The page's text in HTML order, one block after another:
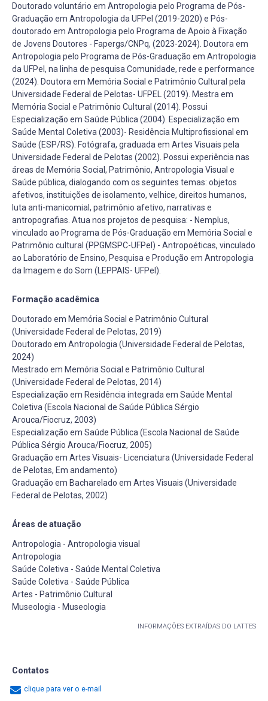
Doutorado voluntário em Antropologia pelo Programa de Pós-
Graduação em Antropologia da UFPel (2019-2020) e Pós-
doutorado em Antropologia pelo Programa de Apoio à Fixação
de Jovens Doutores - Fapergs/CNPq, (2023-2024). Doutora em
Antropologia pelo Programa de Pós-Graduação em Antropologia
da UFPel, na linha de pesquisa Comunidade, rede e performance
(2024). Doutora em Memória Social e Patrimônio Cultural pela
Universidade Federal de Pelotas- UFPEL (2019). Mestra em
Memória Social e Patrimônio Cultural (2014). Possui
Especialização em Saúde Pública (2004). Especialização em
Saúde Mental Coletiva (2003)- Residência Multiprofissional em
Saúde (ESP/RS). Fotógrafa, graduada em Artes Visuais pela
Universidade Federal de Pelotas (2002). Possui experiência nas
áreas de Memória Social, Patrimônio, Antropologia Visual e
Saúde pública, dialogando com os seguintes temas: objetos
afetivos, instituições de isolamento, velhice, direitos humanos,
luta anti-manicomial, patrimônio afetivo, narrativas e
antropografias. Atua nos projetos de pesquisa: - Nemplus,
vinculado ao Programa de Pós-Graduação em Memória Social e
Patrimônio cultural (PPGMSPC-UFPel) - Antropoéticas, vinculado
ao Laboratório de Ensino, Pesquisa e Produção em Antropologia
da Imagem e do Som (LEPPAIS- UFPel).
Formação acadêmica
Doutorado em Memória Social e Patrimônio Cultural
(Universidade Federal de Pelotas, 2019)
Doutorado em Antropologia (Universidade Federal de Pelotas,
2024)
Mestrado em Memória Social e Patrimônio Cultural
(Universidade Federal de Pelotas, 2014)
Especialização em Residência integrada em Saúde Mental
Coletiva (Escola Nacional de Saúde Pública Sérgio
Arouca/Fiocruz, 2003)
Especialização em Saúde Pública (Escola Nacional de Saúde
Pública Sérgio Arouca/Fiocruz, 2005)
Graduação em Artes Visuais- Licenciatura (Universidade Federal
de Pelotas, Em andamento)
Graduação em Bacharelado em Artes Visuais (Universidade
Federal de Pelotas, 2002)
Áreas de atuação
Antropologia - Antropologia visual
Antropologia
Saúde Coletiva - Saúde Mental Coletiva
Saúde Coletiva - Saúde Pública
Artes - Patrimônio Cultural
Museologia - Museologia
INFORMAÇÕES EXTRAÍDAS DO LATTES
Contatos
clique para ver o e-mail